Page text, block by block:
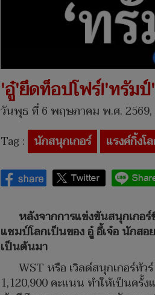
'อู๋'ยึดท็อปโฟร์!'ทรัมป์
วันพุธ ที่ 6 พฤษภาคม พ.ศ. 2569,
Tag : นักสนุกเกอร์ แรงค์กิ้งโ
หลังจากการแข่งขันสนุกเกอ
แชมป์โลกเป็นของ อู๋ อี้เจ๋อ นักส
เป็นต้นมา
WST หรือ เวิลด์สนุกเกอร์ทั
1,120,900 คะแนน ทำให้เป็นค